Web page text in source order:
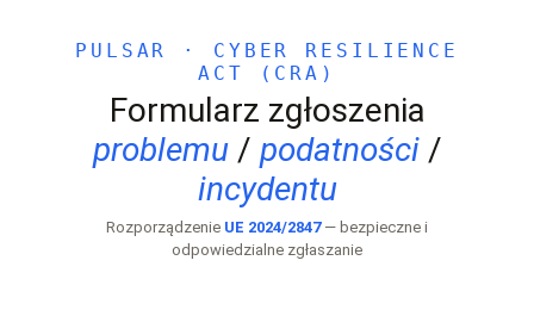
PULSAR · CYBER RESILIENCE
ACT (CRA)
Formularz zgłoszenia
problemu/ podatności/
incydentu
Rozporządzenie UE 2024/2847— bezpieczne i
odpowiedzialne zgłaszanie